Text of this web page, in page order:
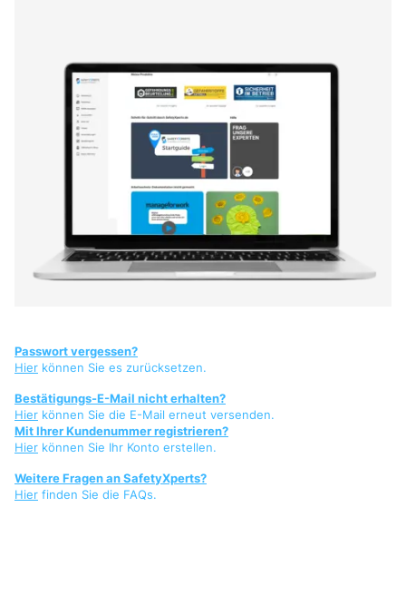
Passwort vergessen?
Hier können Sie es zurücksetzen.
Bestätigungs-E-Mail nicht erhalten?
Hier können Sie die E-Mail erneut versenden.
Mit Ihrer Kundenummer registrieren?
Hier können Sie Ihr Konto erstellen.
Weitere Fragen an SafetyXperts?
Hier finden Sie die FAQs.